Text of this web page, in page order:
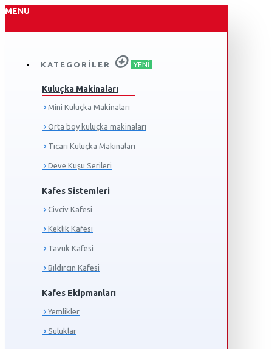
MENU
KATEGORILER YENI
Kuluçka Makinaları
Mini Kuluçka Makinaları
Orta boy kuluçka makinaları
Ticari Kuluçka Makinaları
Deve Kuşu Serileri
Kafes Sistemleri
Civciv Kafesi
Keklik Kafesi
Tavuk Kafesi
Bıldırcın Kafesi
Kafes Ekipmanları
Yemlikler
Suluklar